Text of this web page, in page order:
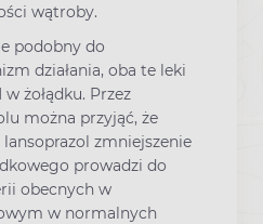
wątroby.
podobny do
działania, oba te leki
żołądku. Przez
można przyjąć, że
zmniejszenie
prowadzi do
obecnych w
w normalnych